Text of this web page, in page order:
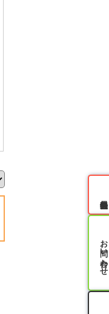
お問い合わせ